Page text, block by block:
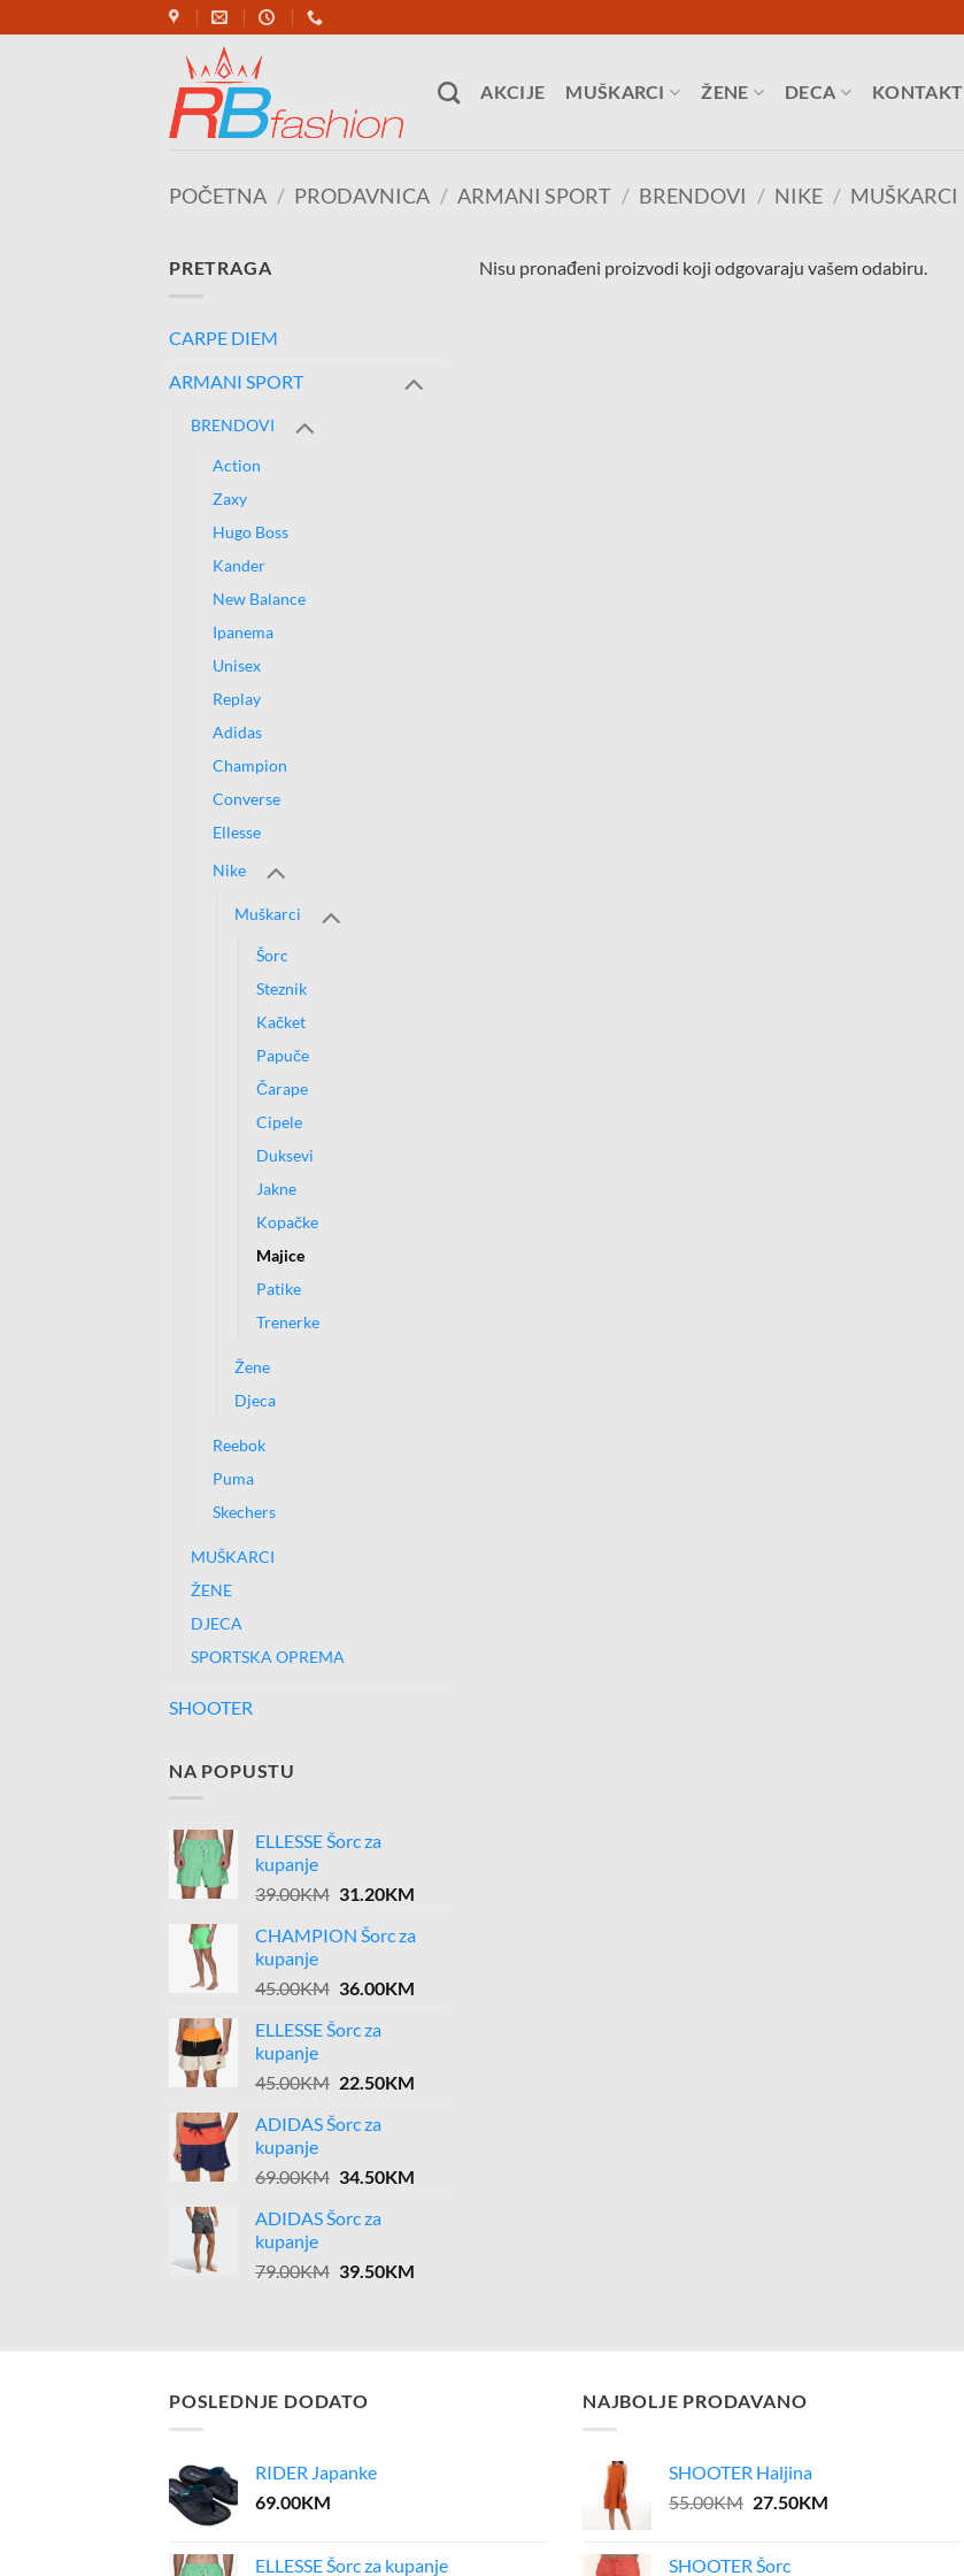
to
AKCIJE MUŠKARCI ŽENE DECA KONTAKT
POČETNA / PRODAVNICA / ARMANI SPORT / BRENDOVI / NIKE / MUŠKARCI
PRETRAGA
CARPE DIEM
ARMANI SPORT
BRENDOVI
Action
Zaxy
Hugo Boss
Kander
New Balance
Ipanema
Unisex
Replay
Adidas
Champion
Converse
Ellesse
Nike
Muškarci
Šorc
Steznik
Kačket
Papuče
Čarape
Cipele
Duksevi
Jakne
Kopačke
Majice
Patike
Trenerke
Žene
Djeca
Reebok
Puma
Skechers
MUŠKARCI
ŽENE
DJECA
SPORTSKA OPREMA
SHOOTER
NA POPUSTU
ELLESSE Šorc za
kupanje
39.00KM Original
was:
31.20KMCurrent
is:
CHAMPION Šorc za
kupanje
45.00KM Original
was:
36.00KMCurrent
ELLESSE Šorc za
kupanje
45.00KM Original
was:
22.50KMCurrent
ADIDAS Šorc za
kupanje
69.00KM Original
was:
34.50KMCurrent
ADIDAS Šorc za
kupanje
79.00KM Original
39.50KMCurrent
Nisu pronađeni proizvodi koji odgovaraju vašem odabiru.
POSLEDNJE DODATO
RIDER Japanke
69.00KM
ELLESSE Šorc za kupanje
NAJBOLJE PRODAVANO
SHOOTER Haljina
55.00KM Original
27.50KMCurrent
SHOOTER Šorc